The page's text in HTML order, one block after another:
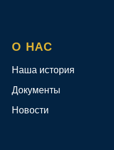
О НАС
Наша история
Документы
Новости